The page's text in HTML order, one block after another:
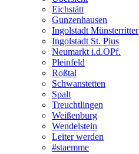
Eichstätt
Gunzenhausen
Ingolstadt Münsterritter
Ingolstadt St. Pius
Neumarkt i.d.OPf.
Pleinfeld
Roßtal
Schwanstetten
Spalt
Treuchtlingen
Weißenburg
Wendelstein
Leiter werden
#staemme